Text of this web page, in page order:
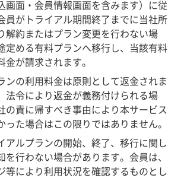
画面・会員情報画面を含みます）に従
員がトライアル期間終了までに当社所
解約またはプラン変更を行わない場
定める有料プランへ移行し、当該有料
金が請求されます。
ンの利用料金は原則として返金されま
法令により返金が義務付けられる場
の責に帰すべき事由により本サービス
った場合はこの限りではありません。
アルプランの開始、終了、移行に関し
を行わない場合があります。会員は、
等により利用状況を確認するものとし